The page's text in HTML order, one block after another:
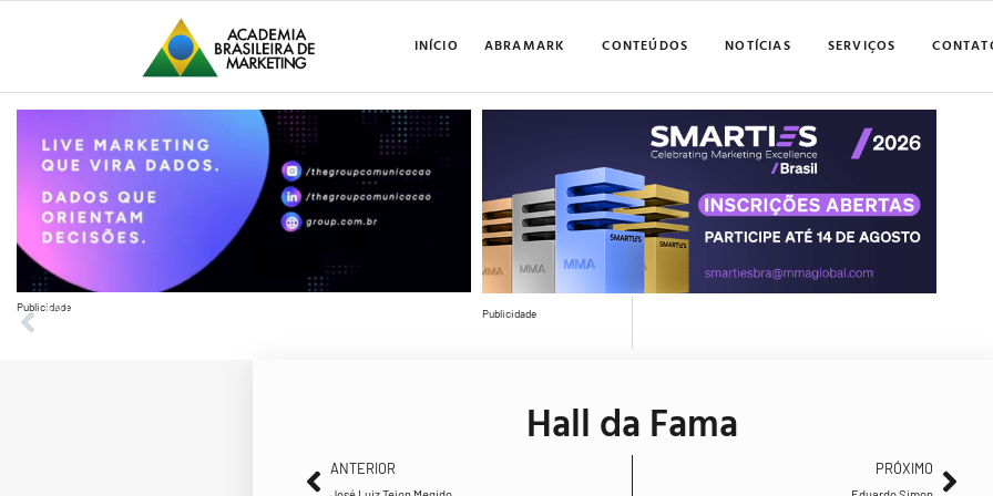
INÍCIO ABRAMARK CONTEÚDOS NOTÍCIAS SERVIÇOS
Publicidade Publicidade
ANTERIOR
Hall da Fama
ANTERIOR PRÓXIMO